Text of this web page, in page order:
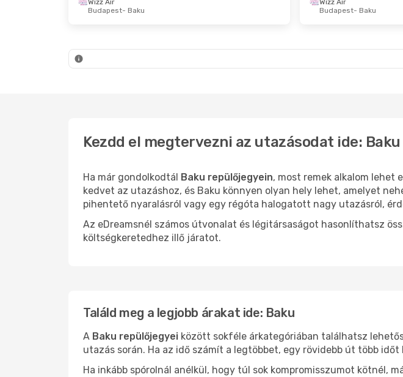
- Aug. 30., V
- Isztambul
Wizz Air
Budapest- Baku
Wizz Air
Budapest- Baku
Kezdd el megtervezni az utazásodat ide:
Ha már gondolkodtál Baku repülőjegyein, most remek alkalom lehet
kedvet az utazáshoz, és Baku könnyen olyan hely lehet, amelyet
pihentető nyaralásról vagy egy régóta halogatott nagy utazásról,
Az eDreamsnél számos útvonalat és légitársaságot hasonlíthatsz
költségkeretedhez illő járatot.
Találd meg a legjobb árakat ide: Baku
A Baku repülőjegyei között sokféle árkategóriában találhatsz
utazás során. Ha az idő számít a legtöbbet, egy rövidebb út több
Ha inkább spórolnál anélkül, hogy túl sok kompromisszumot kötnél,